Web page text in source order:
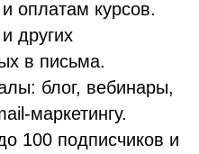
оплатам курсов.
других
в письма.
блог, вебинары,
маркетингу.
100 подписчиков и